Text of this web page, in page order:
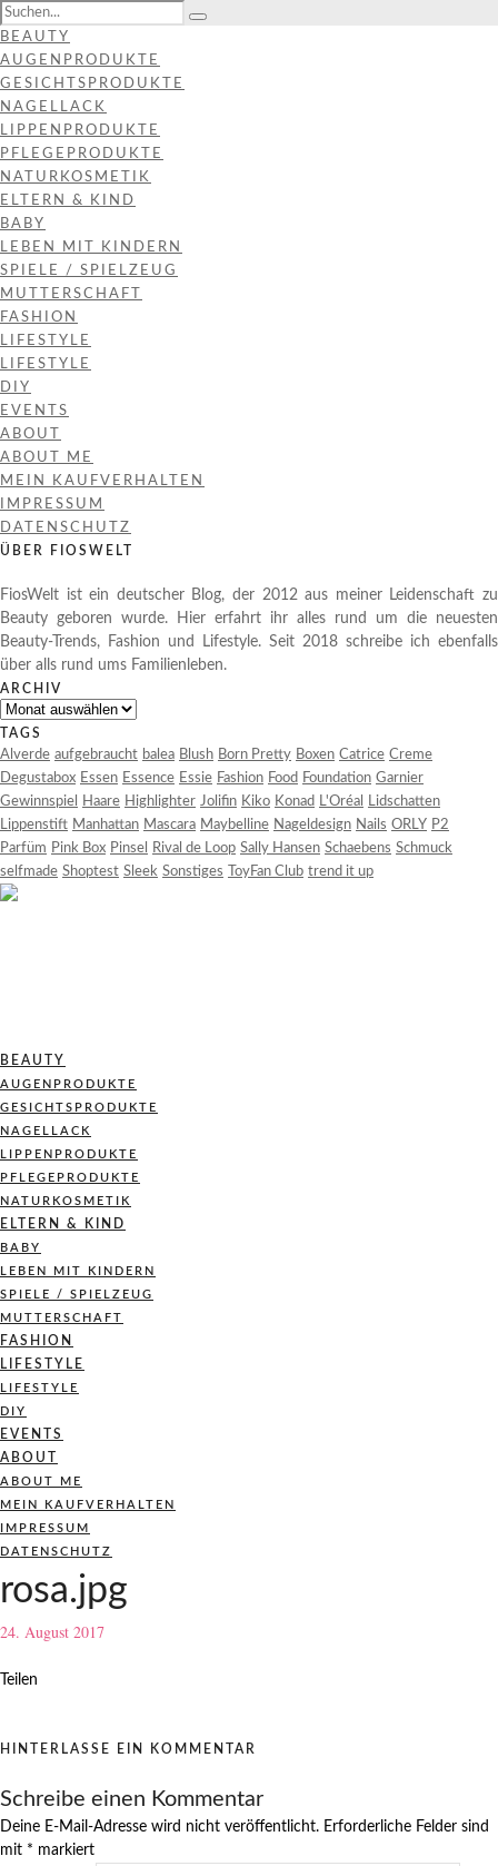
BEAUTY
AUGENPRODUKTE
GESICHTSPRODUKTE
NAGELLACK
LIPPENPRODUKTE
PFLEGEPRODUKTE
NATURKOSMETIK
ELTERN & KIND
BABY
LEBEN MIT KINDERN
SPIELE / SPIELZEUG
MUTTERSCHAFT
FASHION
LIFESTYLE
LIFESTYLE
DIY
EVENTS
ABOUT
ABOUT ME
MEIN KAUFVERHALTEN
IMPRESSUM
DATENSCHUTZ
ÜBER FIOSWELT
FiosWelt ist ein deutscher Blog, der 2012 aus meiner Leidenschaft zu
Beauty geboren wurde. Hier erfahrt ihr alles rund um die neuesten
Beauty-Trends, Fashion und Lifestyle. Seit 2018 schreibe ich ebenfalls
über alls rund ums Familienleben.
ARCHIV
Archiv
TAGS
Alverde aufgebraucht balea Blush Born Pretty Boxen Catrice Creme
Degustabox Essen Essence Essie Fashion Food Foundation Garnier
Gewinnspiel
Haare Highlighter Jolifin Kiko Konad L'Oréal
Lidschatten
Lippenstift Manhattan Mascara Maybelline Nageldesign Nails ORLY P2
Parfüm Pink Box Pinsel Rival de Loop Sally Hansen Schaebens Schmuck
selfmade Shoptest Sleek Sonstiges ToyFan Club trend it up
BEAUTY
AUGENPRODUKTE
GESICHTSPRODUKTE
NAGELLACK
LIPPENPRODUKTE
PFLEGEPRODUKTE
NATURKOSMETIK
ELTERN & KIND
BABY
LEBEN MIT KINDERN
SPIELE / SPIELZEUG
MUTTERSCHAFT
FASHION
LIFESTYLE
LIFESTYLE
DIY
EVENTS
ABOUT
ABOUT ME
MEIN KAUFVERHALTEN
IMPRESSUM
DATENSCHUTZ
rosa.jpg
24. August 2017
Teilen
HINTERLASSE EIN KOMMENTAR
Schreibe einen Kommentar
Deine E-Mail-Adresse wird nicht veröffentlicht. Erforderliche Felder sind
mit * markiert